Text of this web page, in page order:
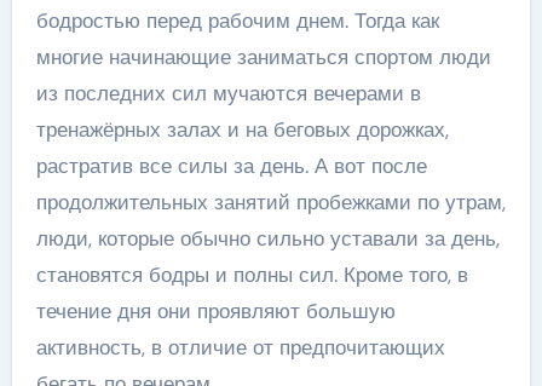
бодростью перед рабочим днем. Тогда как
многие начинающие заниматься спортом люди
из последних сил мучаются вечерами в
тренажёрных залах и на беговых дорожках,
растратив все силы за день. А вот после
продолжительных занятий пробежками по утрам,
люди, которые обычно сильно уставали за день,
становятся бодры и полны сил. Кроме того, в
течение дня они проявляют большую
активность, в отличие от предпочитающих